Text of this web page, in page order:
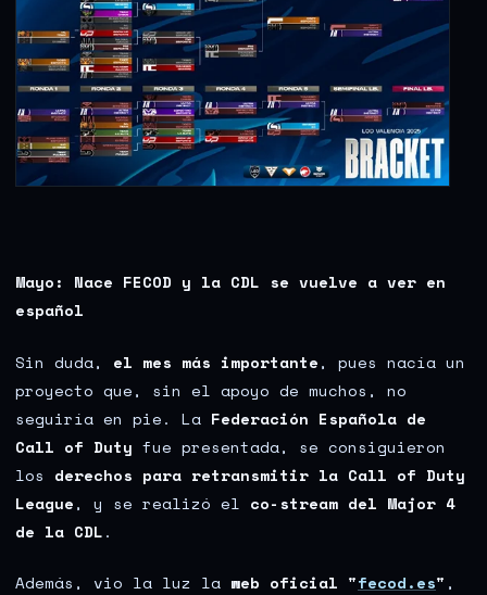
Mayo: Nace FECOD y la CDL se vuelve a ver en
español
Sin duda, el mes más importante, pues nacía un
proyecto que, sin el apoyo de muchos, no
seguiría en pie. La Federación Española de
Call of Duty fue presentada, se consiguieron
los derechos para retransmitir la Call of Duty
League, y se realizó el co-stream del Major 4
de la CDL.
Además, vio la luz la web oficial "fecod.es" ,